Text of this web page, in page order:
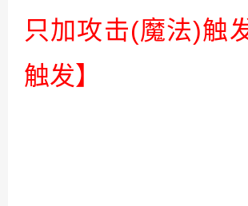
只加攻击(魔法)触
触发】